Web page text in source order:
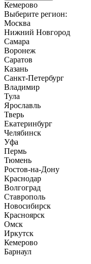
Кемерово
Выберите регион:
Москва
Нижний Новгород
Самара
Воронеж
Саратов
Казань
Санкт-Петербург
Владимир
Тула
Ярославль
Тверь
Екатеринбург
Челябинск
Уфа
Пермь
Тюмень
Ростов-на-Дону
Краснодар
Волгоград
Ставрополь
Новосибирск
Красноярск
Омск
Иркутск
Кемерово
Барнаул